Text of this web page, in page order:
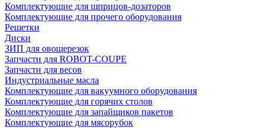
Комплектующие для шприцов-дозаторов
Комплектующие для прочего оборудования
Решетки
Диски
ЗИП для овощерезок
Запчасти для ROBOT-COUPE
Запчасти для весов
Индустриальные масла
Комплектующие для вакуумного оборудования
Комплектующие для горячих столов
Комплектующие для запайщиков пакетов
Комплектующие для мясорубок